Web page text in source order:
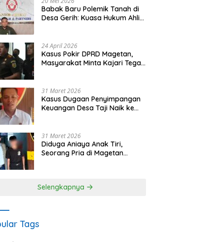
Babak Baru Polemik Tanah di
Desa Gerih: Kuasa Hukum Ahli
24 April 2026
Kasus Pokir DPRD Magetan,
Masyarakat Minta Kajari Tegak
31 Maret 2026
Kasus Dugaan Penyimpangan
Keuangan Desa Taji Naik ke
31 Maret 2026
Diduga Aniaya Anak Tiri,
Seorang Pria di Magetan
Selengkapnya
Tags